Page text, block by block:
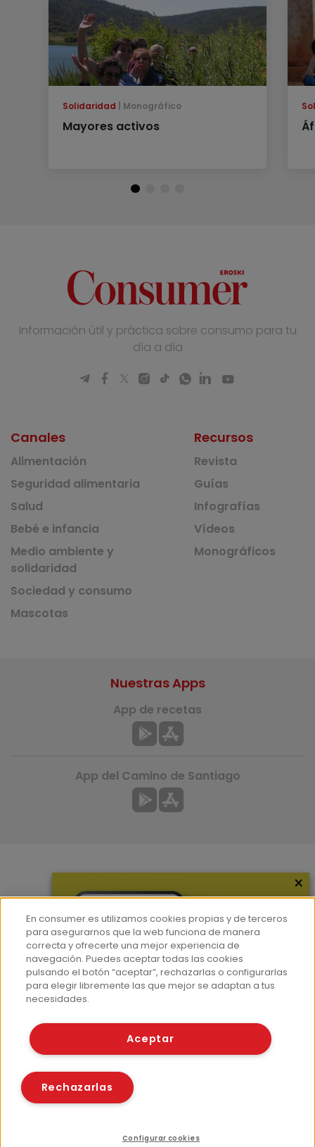
Solidaridad Monográfico
Mayores activos
Información útil y práctica sobre consumo para tu
día a día
Canales
Alimentación
Seguridad alimentaria
Salud
Bebé e infancia
Medio ambiente y
solidaridad
Sociedad y consumo
Mascotas
Recursos
Revista
Guías
Infografías
Vídeos
Monográficos
Hemeroteca
Contacto
Prensa
Corpus Lingüístico Consumer
Nuestras Apps
App de recetas
App del Camino de Santiago
© Fundación EROSKI
Políticas de cookies
×
En consumer.es utilizamos cookies propias y de terceros
para asegurarnos que la web funciona de manera
correcta y ofrecerte una mejor experiencia de
navegación. Puedes aceptar todas las cookies
pulsando el botón “aceptar”, rechazarlas o configurarlas
para elegir libremente las que mejor se adaptan a tus
necesidades.
Aceptar
Rechazarlas
Configurar cookies